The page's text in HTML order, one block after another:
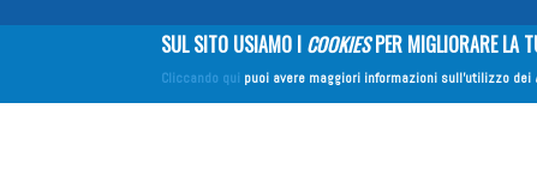
Fondazione Apostolicam
SUL SITO USIAMO I COOKIESPER MIGLIORARE LA
Cliccando qui puoi avere maggiori informazioni sull'utilizzo dei